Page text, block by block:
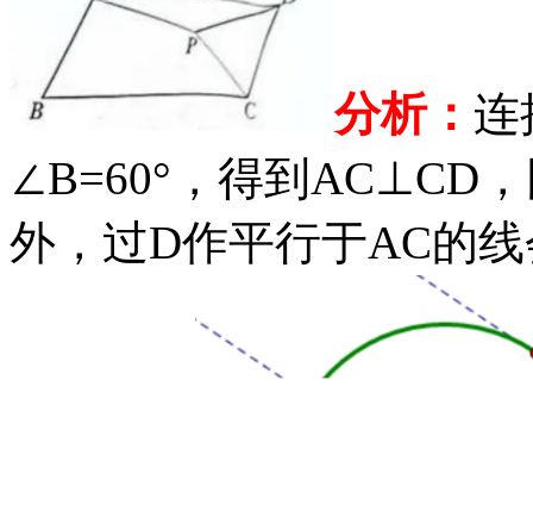
分析： 连
∠B=60°，得到AC⊥CD，
外，过D作平行于AC的